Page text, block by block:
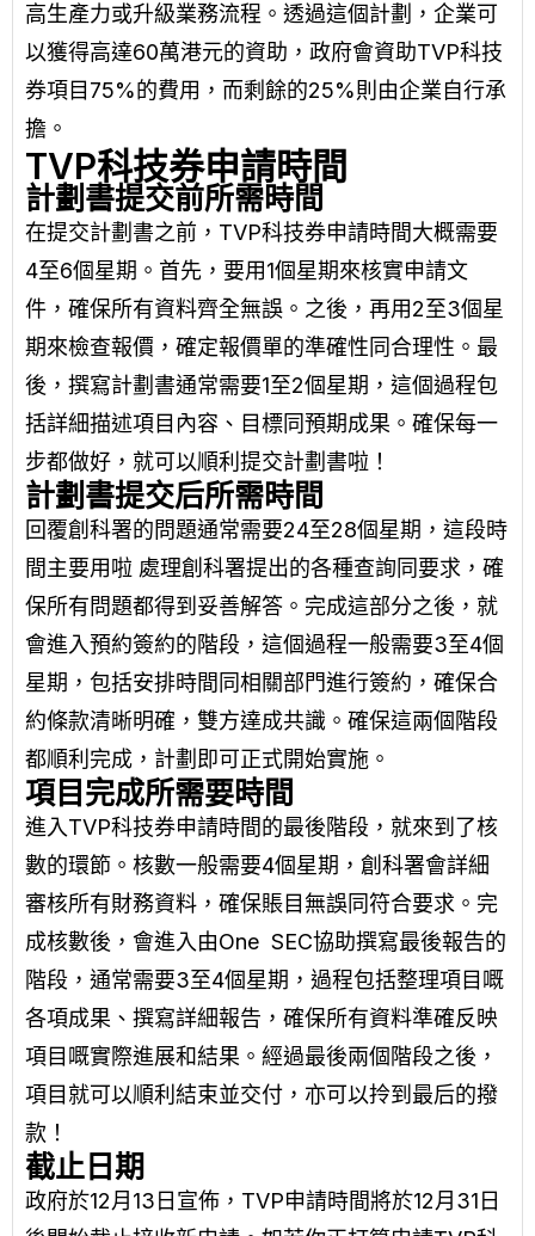
高生產力或升級業務流程。透過這個計劃，企業可
以獲得高達60萬港元的資助，政府會資助TVP科技
券項目75%的費用，而剩餘的25%則由企業自行承
擔。
TVP科技券申請時間
計劃書提交前所需時間
在提交計劃書之前，TVP科技券申請時間大概需要
4至6個星期。首先，要用1個星期來核實申請文
件，確保所有資料齊全無誤。之後，再用2至3個星
期來檢查報價，確定報價單的準確性同合理性。最
後，撰寫計劃書通常需要1至2個星期，這個過程包
括詳細描述項目內容、目標同預期成果。確保每一
步都做好，就可以順利提交計劃書啦！
計劃書提交后所需時間
回覆創科署的問題通常需要24至28個星期，這段時
間主要用啦 處理創科署提出的各種查詢同要求，確
保所有問題都得到妥善解答。完成這部分之後，就
會進入預約簽約的階段，這個過程一般需要3至4個
星期，包括安排時間同相關部門進行簽約，確保合
約條款清晰明確，雙方達成共識。確保這兩個階段
都順利完成，計劃即可正式開始實施。
項目完成所需要時間
進入TVP科技券申請時間的最後階段，就來到了核
數的環節。核數一般需要4個星期，創科署會詳細
審核所有財務資料，確保賬目無誤同符合要求。完
成核數後，會進入由One SEC協助撰寫最後報告的
階段，通常需要3至4個星期，過程包括整理項目嘅
各項成果、撰寫詳細報告，確保所有資料準確反映
項目嘅實際進展和結果。經過最後兩個階段之後，
項目就可以順利結束並交付，亦可以拎到最后的撥
款！
截止日期
政府於12月13日宣佈，TVP申請時間將於12月31日